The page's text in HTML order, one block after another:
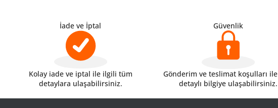
İade ve İptal
Kolay iade ve iptal ile ilgili tüm
detaylara ulaşabilirsiniz.
Güvenlik
Gönderim ve teslimat koşulları
detaylı bilgiye ulaşabilirsiniz.